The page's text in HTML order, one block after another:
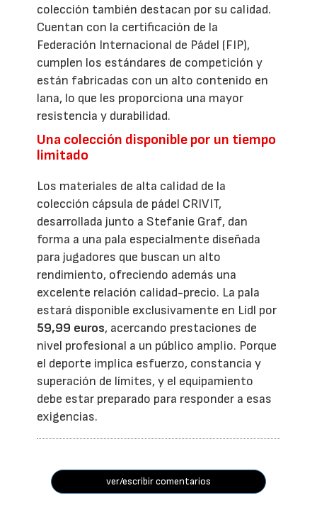
colección también destacan por su calidad.
Cuentan con la certificación de la
Federación Internacional de Pádel (FIP),
cumplen los estándares de competición y
están fabricadas con un alto contenido en
lana, lo que les proporciona una mayor
resistencia y durabilidad.
Una colección disponible por un tiempo
limitado
Los materiales de alta calidad de la
colección cápsula de pádel CRIVIT,
desarrollada junto a Stefanie Graf, dan
forma a una pala especialmente diseñada
para jugadores que buscan un alto
rendimiento, ofreciendo además una
excelente relación calidad-precio. La pala
estará disponible exclusivamente en Lidl por
59,99 euros, acercando prestaciones de
nivel profesional a un público amplio. Porque
el deporte implica esfuerzo, constancia y
superación de límites, y el equipamiento
debe estar preparado para responder a esas
exigencias.
ver/escribir comentarios